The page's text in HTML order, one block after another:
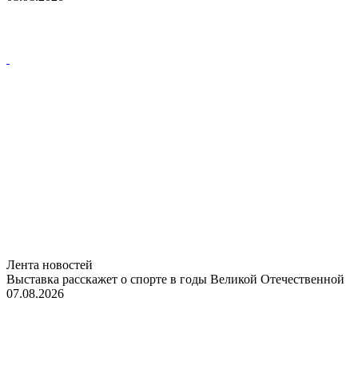
Лента новостей
Выставка расскажет о спорте в годы Великой Отечественной
07.08.2026